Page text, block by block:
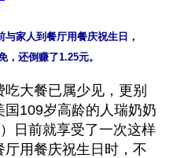
家人到餐厅用餐庆祝生日，
吃大餐已属少见，更别
109岁高龄的人瑞奶奶
日前就享受了一次这样
用餐庆祝生日时，不